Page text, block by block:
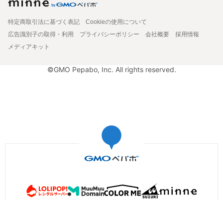
特定商取引法に基づく表記
Cookieの使用について
広告識別子の取得・利用
プライバシーポリシー 会社概要
採用情報
メディアキット
©GMO Pepabo, Inc. All rights reserved.